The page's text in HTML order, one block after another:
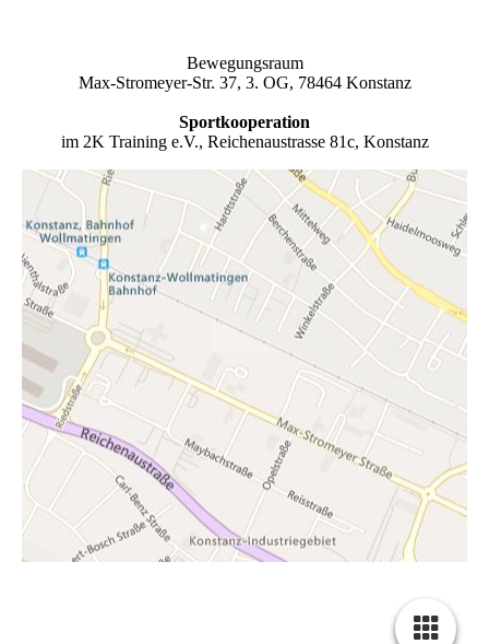
Bewegungsraum
Max-Stromeyer-Str. 37, 3. OG, 78464 Konstanz
Sportkooperation
im 2K Training e.V., Reichenaustrasse 81c, Konstanz